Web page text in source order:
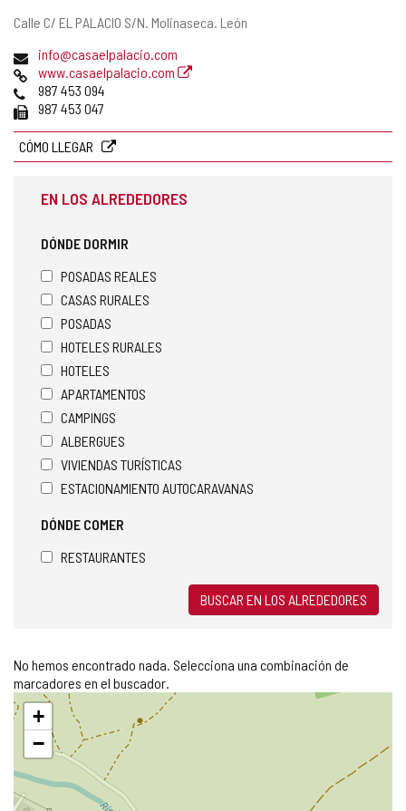
Dirección
Calle C/ EL PALACIO S/N. Molinaseca. León
Dirección
de
correo
electrónico
info@casaelpalacio.com
Página
Web
www.casaelpalacio.com
Teléfonos
987 453 094
Fax 987 453 047
CÓMO LLEGAR
EN LOS ALREDEDORES
DÓNDE DORMIR
POSADAS REALES
CASAS RURALES
POSADAS
HOTELES RURALES
HOTELES
APARTAMENTOS
CAMPINGS
ALBERGUES
VIVIENDAS TURÍSTICAS
ESTACIONAMIENTO AUTOCARAVANAS
DÓNDE COMER
RESTAURANTES
BUSCAR EN LOS ALREDEDORES
No hemos encontrado nada. Selecciona una combinación de
marcadores en el buscador.
Saltar
mapa
+
−